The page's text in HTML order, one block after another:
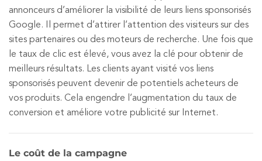
annonceurs d’améliorer la visibilité de leurs liens sponsorisés
Google. Il permet d’attirer l’attention des visiteurs sur des
sites partenaires ou des moteurs de recherche. Une fois que
le taux de clic est élevé, vous avez la clé pour obtenir de
meilleurs résultats. Les clients ayant visité vos liens
sponsorisés peuvent devenir de potentiels acheteurs de
vos produits. Cela engendre l’augmentation du taux de
conversion et améliore votre publicité sur Internet.
Le coût de la campagne